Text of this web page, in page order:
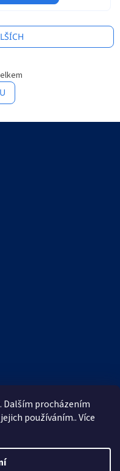
Dalším procházením
používáním.. Více